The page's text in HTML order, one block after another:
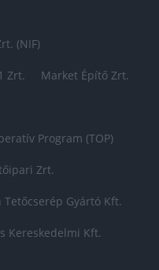
(NIF)
Zrt. Market Építő Zrt.
Program (TOP)
Zrt.
Tetőcserép Gyártó Kft.
Kereskedelmi Kft.